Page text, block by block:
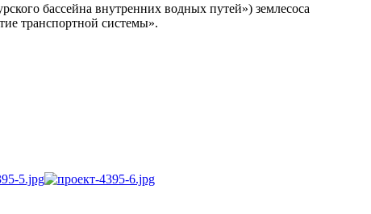
бассейна внутренних водных путей») землесоса
транспортной системы».